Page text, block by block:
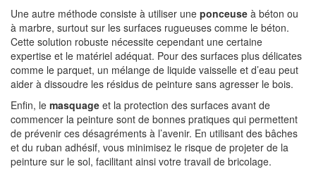
Une autre méthode consiste à utiliser une ponceuse à béton ou
à marbre, surtout sur les surfaces rugueuses comme le béton.
Cette solution robuste nécessite cependant une certaine
expertise et le matériel adéquat. Pour des surfaces plus délicates
comme le parquet, un mélange de liquide vaisselle et d’eau peut
aider à dissoudre les résidus de peinture sans agresser le bois.
Enfin, le masquage et la protection des surfaces avant de
commencer la peinture sont de bonnes pratiques qui permettent
de prévenir ces désagréments à l’avenir. En utilisant des bâches
et du ruban adhésif, vous minimisez le risque de projeter de la
peinture sur le sol, facilitant ainsi votre travail de bricolage.